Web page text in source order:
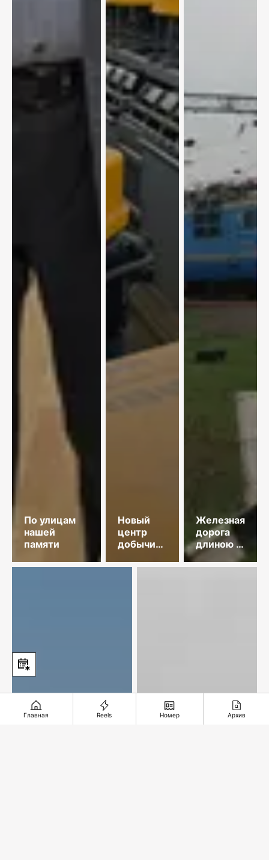
По улицам
нашей
памяти
Новый
центр
добычи
Железная
дорога
длиною в
35 лет
Главная Reels Номер Архив